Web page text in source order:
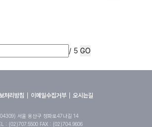
/ 5 GO
처리방침 이메일수집거부 오시는길
서울 용산구 청파로47나길 14
: (02)707.5500 FAX : (02)704.9606